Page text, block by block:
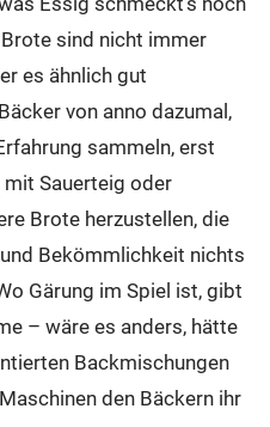
sind nicht immer
es ähnlich gut
von anno dazumal,
sammeln, erst
mit Sauerteig oder
Brote herzustellen, die
Bekömmlichkeit nichts
Gärung im Spiel ist, gibt
– wäre es anders, hätte
Backmischungen
den Bäckern ihr